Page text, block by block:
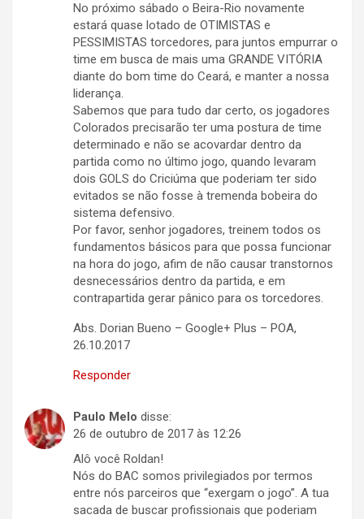
No próximo sábado o Beira-Rio novamente
estará quase lotado de OTIMISTAS e
PESSIMISTAS torcedores, para juntos empurrar o
time em busca de mais uma GRANDE VITÓRIA
diante do bom time do Ceará, e manter a nossa
liderança.
Sabemos que para tudo dar certo, os jogadores
Colorados precisarão ter uma postura de time
determinado e não se acovardar dentro da
partida como no último jogo, quando levaram
dois GOLS do Criciúma que poderiam ter sido
evitados se não fosse à tremenda bobeira do
sistema defensivo.
Por favor, senhor jogadores, treinem todos os
fundamentos básicos para que possa funcionar
na hora do jogo, afim de não causar transtornos
desnecessários dentro da partida, e em
contrapartida gerar pânico para os torcedores.
Abs. Dorian Bueno – Google+ Plus – POA,
26.10.2017
Responder
Paulo Melo disse:
26 de outubro de 2017 às 12:26
Alô você Roldan!
Nós do BAC somos privilegiados por termos
entre nós parceiros que “exergam o jogo”. A tua
sacada de buscar profissionais que poderiam